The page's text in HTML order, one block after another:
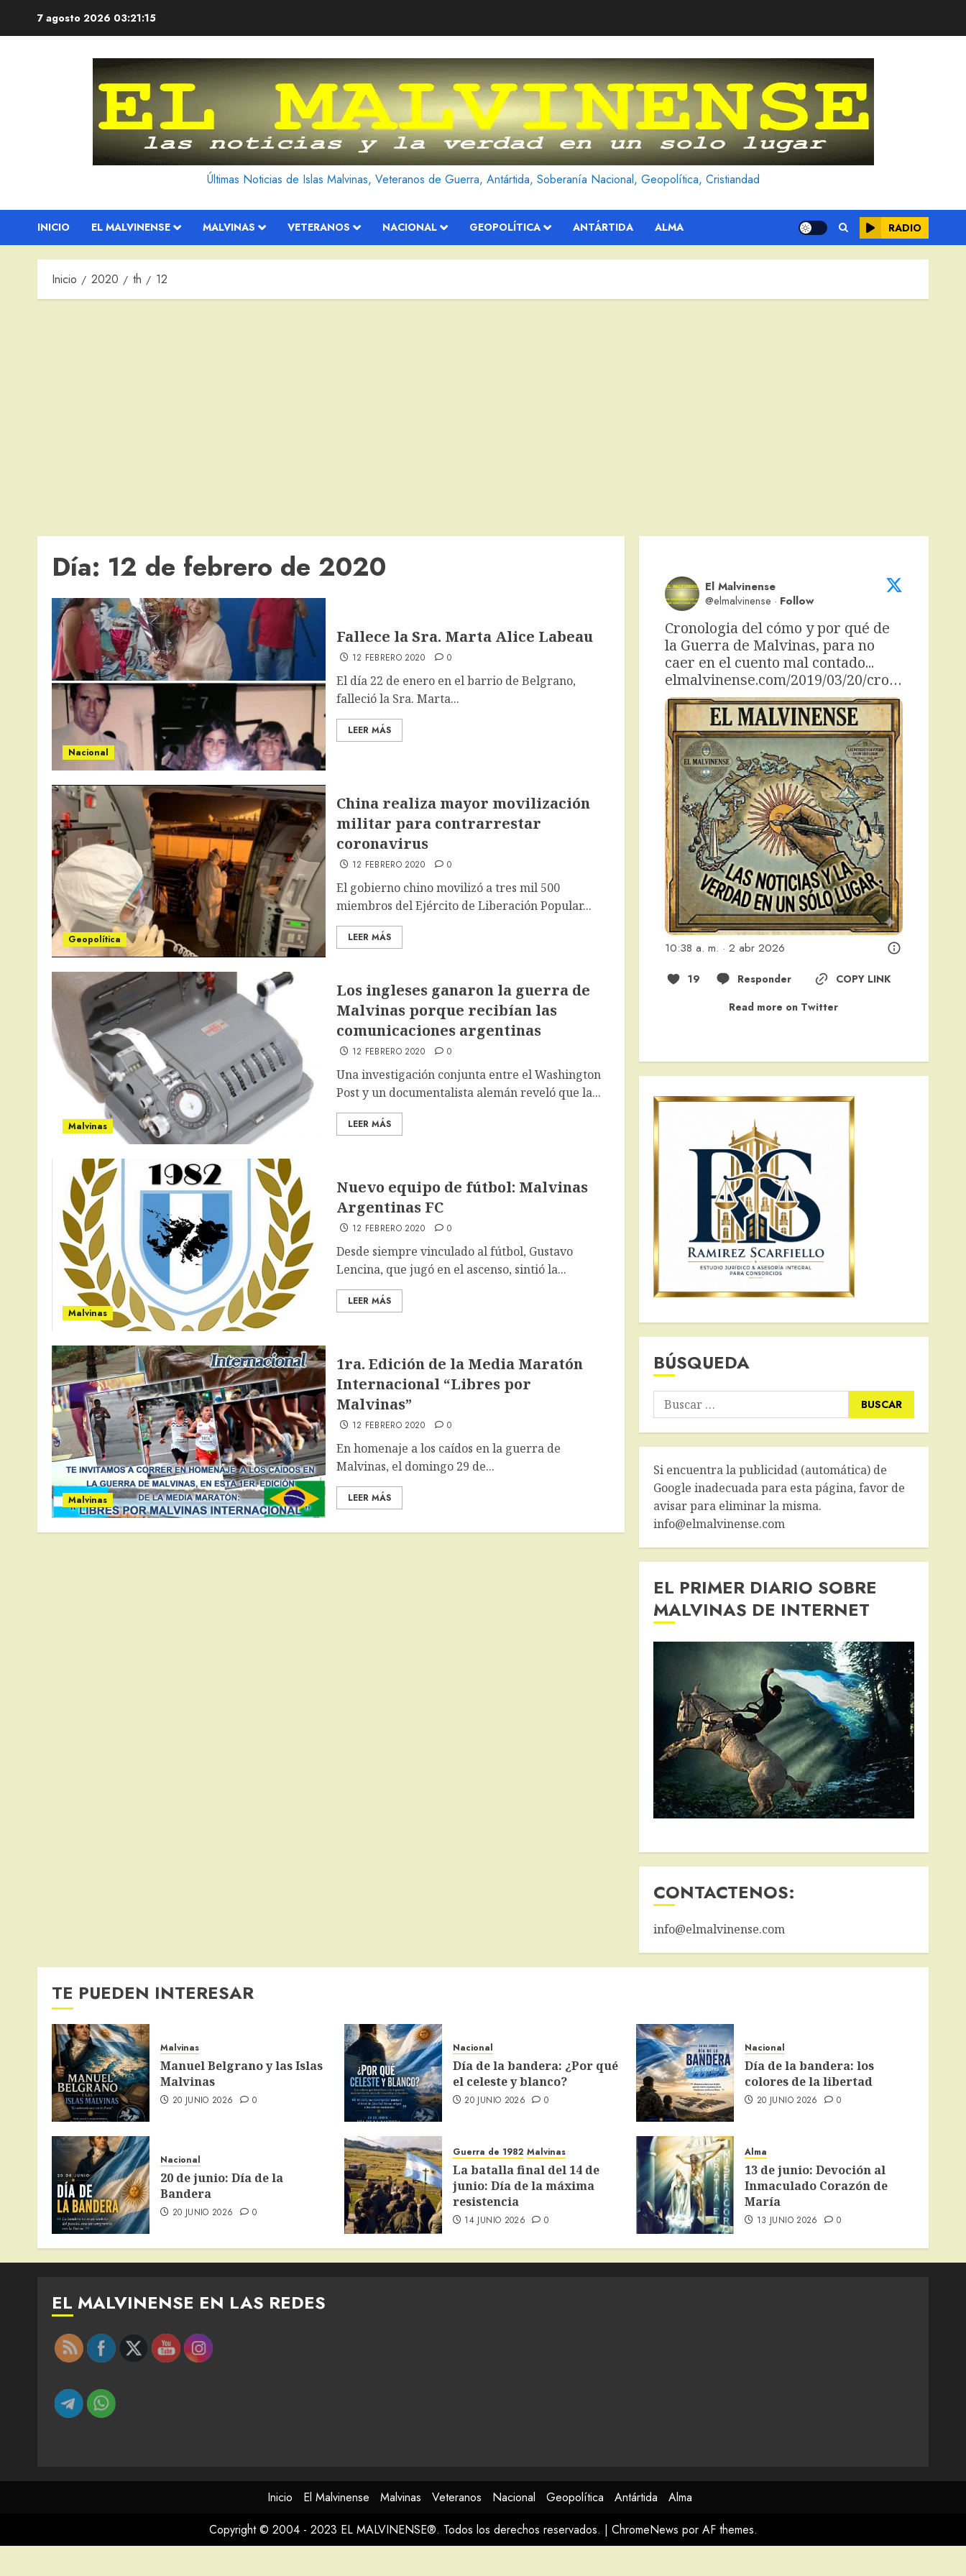
7 agosto 2026 03:21:16
Últimas Noticias de Islas Malvinas, Veteranos de Guerra, Antártida, Soberanía Nacional, Geopolítica, Cristiandad
INICIO EL MALVINENSE MALVINAS VETERANOS NACIONAL GEOPOLÍTICA ANTÁRTIDA ALMA RADIO
Inicio 2020 th 12
Día: 12 de febrero de 2020
Nacional
Fallece la Sra. Marta Alice Labeau
12 FEBRERO 2020 0
El día 22 de enero en el barrio de Belgrano,
falleció la Sra. Marta...
LEER MÁS
Geopolítica
China realiza mayor movilización
militar para contrarrestar
coronavirus
12 FEBRERO 2020 0
El gobierno chino movilizó a tres mil 500
miembros del Ejército de Liberación Popular...
LEER MÁS
Malvinas
Los ingleses ganaron la guerra de
Malvinas porque recibían las
comunicaciones argentinas
12 FEBRERO 2020 0
Una investigación conjunta entre el Washington
Post y un documentalista alemán reveló que la...
LEER MÁS
Malvinas
Nuevo equipo de fútbol: Malvinas
Argentinas FC
12 FEBRERO 2020 0
Desde siempre vinculado al fútbol, Gustavo
Lencina, que jugó en el ascenso, sintió la...
LEER MÁS
Malvinas
1ra. Edición de la Media Maratón
Internacional “Libres por
Malvinas”
12 FEBRERO 2020 0
En homenaje a los caídos en la guerra de
Malvinas, el domingo 29 de...
LEER MÁS
El Malvinense
@elmalvinense · Follow
Cronologia del cómo y por qué de
la Guerra de Malvinas, para no
elmalvinense.com/2019/03/20/cro…
10:38 a. m. · 2 abr 2026
19 Responder
COPY LINK
Read more on Twitter
BÚSQUEDA
Buscar:
Si encuentra la publicidad (automática) de
Google inadecuada para esta página, favor de
avisar para eliminar la misma.
info@elmalvinense.com
EL PRIMER DIARIO SOBRE
MALVINAS DE INTERNET
CONTACTENOS:
info@elmalvinense.com
TE PUEDEN INTERESAR
Malvinas
Manuel Belgrano y las Islas
Malvinas
20 JUNIO 2026 0
Nacional
Día de la bandera: ¿Por qué
el celeste y blanco?
20 JUNIO 2026 0
Nacional
Día de la bandera: los
colores de la libertad
20 JUNIO 2026 0
Nacional
20 de junio: Día de la
Bandera
20 JUNIO 2026 0
Guerra de 1982 Malvinas
La batalla final del 14 de
junio: Día de la máxima
resistencia
14 JUNIO 2026 0
Alma
13 de junio: Devoción al
Inmaculado Corazón de
María
13 JUNIO 2026 0
EL MALVINENSE EN LAS REDES
Inicio El Malvinense Malvinas Veteranos Nacional Geopolítica Antártida
Alma
Copyright © 2004 - 2023 EL MALVINENSE®. Todos los derechos reservados. | ChromeNews por AF themes.